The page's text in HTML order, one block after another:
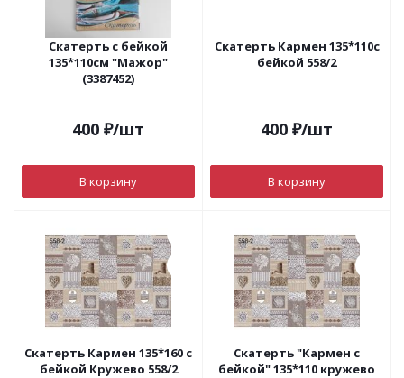
Скатерть с бейкой
135*110см "Мажор"
(3387452)
400 ₽/шт
В корзину
Скатерть Кармен 135*110с
бейкой 558/2
400 ₽/шт
В корзину
Скатерть Кармен 135*160 с
бейкой Кружево 558/2
Скатерть "Кармен с
бейкой" 135*110 кружево